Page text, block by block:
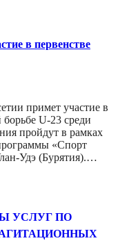
в первенстве
примет участие в
U-23 среди
пройдут в рамках
«Спорт
Удэ (Бурятия).…
УСЛУГ ПО